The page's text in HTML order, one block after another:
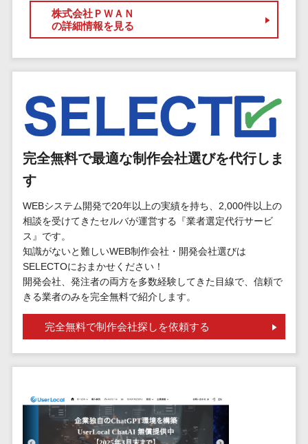
認証システム>
ログ管理システム>
メールセキュリティ>
メール・ファイル無害化>
サンドボックス>
URLフィルタリング>
エンドポイントセキュリティ
（EDR）>
CASB> ファイル暗号化>
電話認証サービス> DLPツール>
UTM> 不正検知サービス>
業務全般
FAX配信システム>
FAX受信サービス>
MEOツール
システム
カスタマーサ
コールセンタ
ーCRM
自動音声応答
AI自動電話応
コールセンタ
ー音声認識
クセスツール
ITサービスマネ
ジメントツール
理システム
ー代行サービス
通話録音・解
析システム
株式会社ＰＷＡＮ
の詳細情報を見る
完全無料で最適な制作会社選びを代行しま
す
WEBシステム開発で20年以上の実績を持ち、2,000件以上の
相談を受けてきたセルバが運営する『業者選定代行サービ
ス』です。
知識がないと難しいWEB制作会社・開発会社選びは
SELECTOにおまかせください！
開発会社、発注者の両方を多数経験してきた目線で、信頼で
きる業者のみを完全無料で紹介します。
完全無料で制作会社探しを依頼する